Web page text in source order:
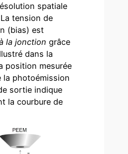
spatiale
tension de
(bias) est
la jonction grâce
dans la
position mesurée
la photoémission
sortie indique
la courbure de